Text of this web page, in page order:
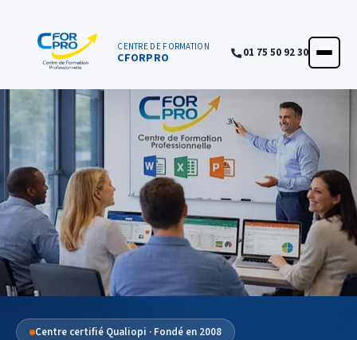
CENTRE DE FORMATION
CFORPRO 01 75 50 92 30
ACCUEIL
FORMATIONS
CENTRE
NOTRE OFFRE
FINANCEMENT
RÉFÉRENCES
SATISFACTION
INSCRIPTION
Centre certifié Qualiopi · Fondé en 2008